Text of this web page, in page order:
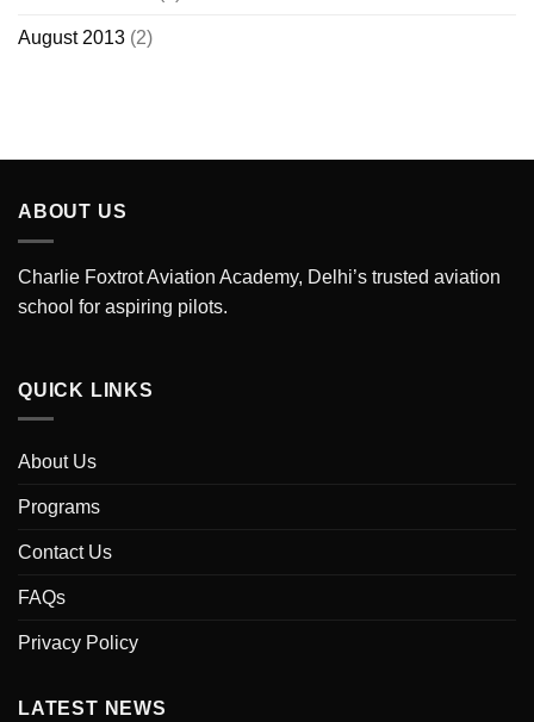
August 2013 (2)
ABOUT US
Charlie Foxtrot Aviation Academy, Delhi’s trusted aviation
school for aspiring pilots.
QUICK LINKS
About Us
Programs
Contact Us
FAQs
Privacy Policy
LATEST NEWS